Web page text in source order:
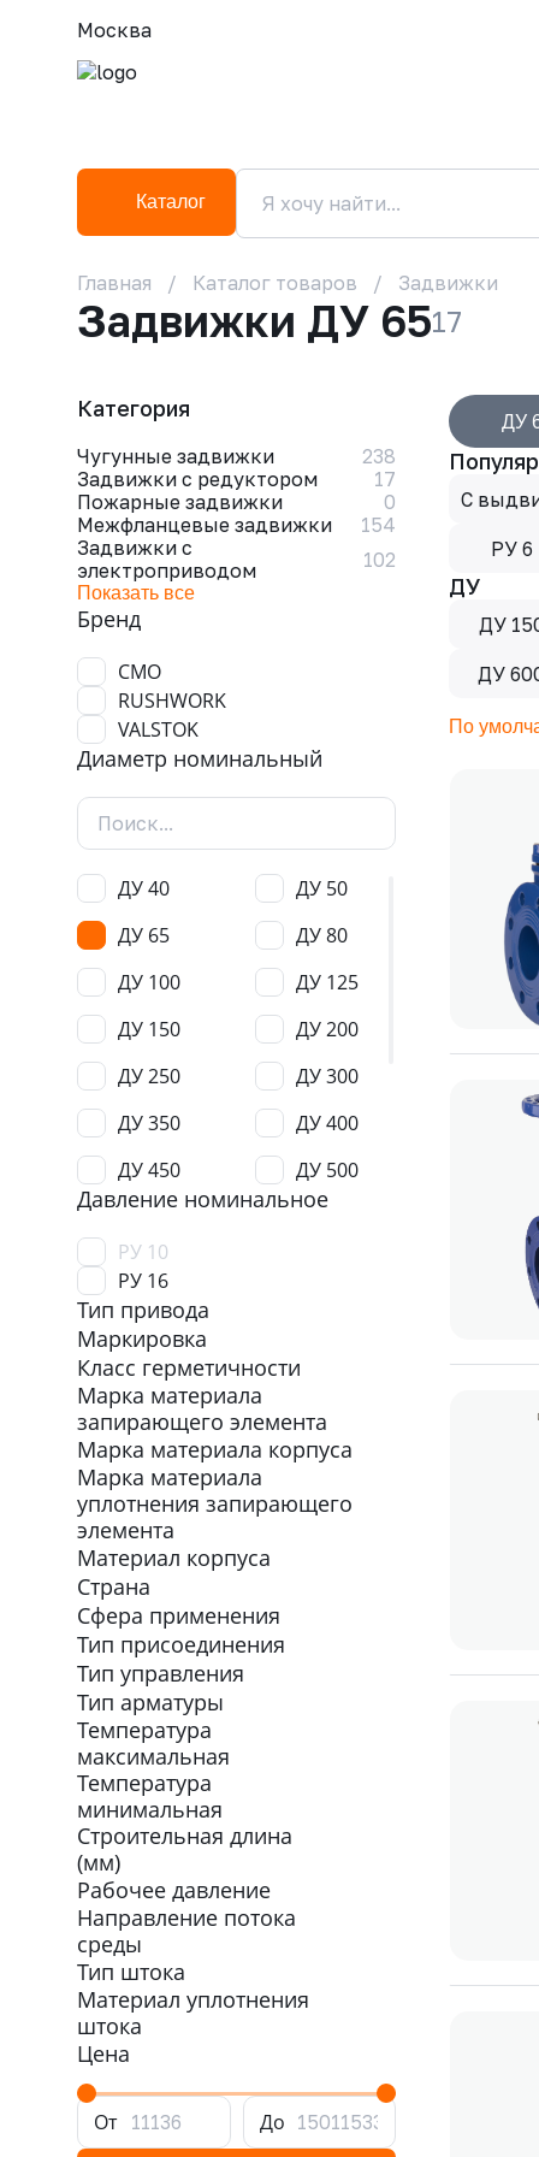
Москва
Каталог
Главная Каталог товаров Задвижки
Задвижки ДУ 6517
Категория
Чугунные задвижки
238
Задвижки с редуктором
17
Пожарные задвижки
0
Межфланцевые задвижки
154
Задвижки с
электроприводом
102
Показать все
Бренд
CMO
RUSHWORK
VALSTOK
Диаметр номинальный
ДУ 40
ДУ 50
ДУ 65
ДУ 80
ДУ 100
ДУ 125
ДУ 150
ДУ 200
ДУ 250
ДУ 300
ДУ 350
ДУ 400
ДУ 450
ДУ 500
ДУ 600
ДУ 700
ДУ 800
ДУ 1000
ДУ 1500
ДУ 1600
Давление номинальное
РУ 10
РУ 16
Тип привода
Маркировка
Класс герметичности
Марка материала
запирающего элемента
Марка материала корпуса
Марка материала
уплотнения запирающего
элемента
Материал корпуса
Страна
Сфера применения
Тип присоединения
Тип управления
Тип арматуры
Температура
максимальная
Температура
минимальная
Строительная длина
(мм)
Рабочее давление
Направление потока
среды
Тип штока
Материал уплотнения
штока
Цена
От До
ДУ
С
РУ 6
ДУ
ДУ
ДУ
По